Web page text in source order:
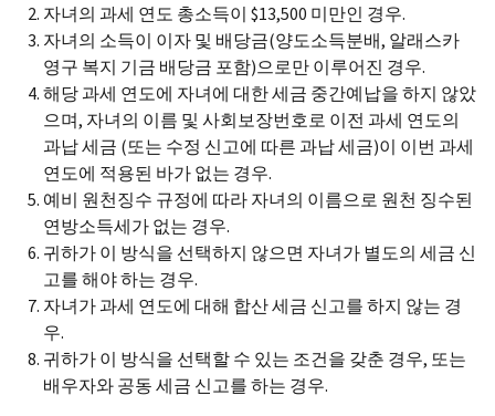
자녀의 과세 연도 총소득이 $13,500 미만인 경우.
자녀의 소득이 이자 및 배당금(양도소득분배, 알래스카
영구 복지 기금 배당금 포함)으로만 이루어진 경우.
해당 과세 연도에 자녀에 대한 세금 중간예납을 하지 않았
으며, 자녀의 이름 및 사회보장번호로 이전 과세 연도의
과납 세금 (또는 수정 신고에 따른 과납 세금)이 이번 과세
연도에 적용된 바가 없는 경우.
예비 원천징수 규정에 따라 자녀의 이름으로 원천 징수된
연방소득세가 없는 경우.
귀하가 이 방식을 선택하지 않으면 자녀가 별도의 세금 신
고를 해야 하는 경우.
자녀가 과세 연도에 대해 합산 세금 신고를 하지 않는 경
우.
귀하가 이 방식을 선택할 수 있는 조건을 갖춘 경우, 또는
배우자와 공동 세금 신고를 하는 경우.